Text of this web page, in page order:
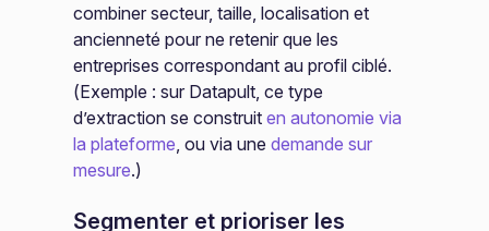
combiner secteur, taille, localisation et
ancienneté pour ne retenir que les
entreprises correspondant au profil ciblé.
(Exemple : sur Datapult, ce type
d’extraction se construiten autonomie via
la plateforme , ou via unedemande sur
mesure.)
Segmenter et prioriser les